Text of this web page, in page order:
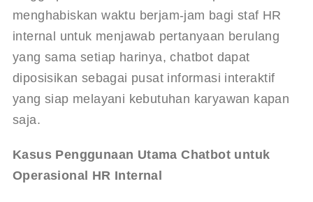
menghabiskan waktu berjam-jam bagi staf HR
internal untuk menjawab pertanyaan berulang
yang sama setiap harinya, chatbot dapat
diposisikan sebagai pusat informasi interaktif
yang siap melayani kebutuhan karyawan kapan
saja.
Kasus Penggunaan Utama Chatbot untuk
Operasional HR Internal